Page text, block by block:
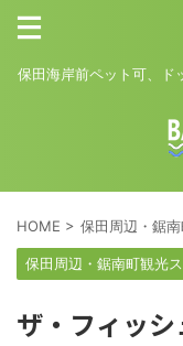
保田海岸前ペット可、ド
HOME > 保田周辺・鋸
保田周辺・鋸南町観光
ザ・フィッ